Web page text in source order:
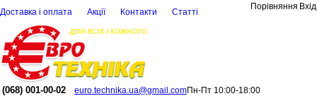
Доставка і оплата Акції Контакти Статті
Порівняння Вхід
(068) 001-00-02 euro.technika.ua@gmail.comПн-Пт 10:00-18:00